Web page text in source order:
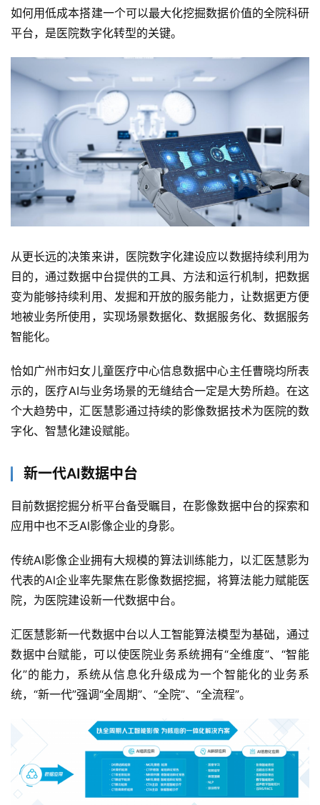
首
页
业
界
能
如何用低成本搭建一个可以最大化挖掘数据价值的全院科研
平台，是医院数字化转型的关键。
从更长远的决策来讲，医院数字化建设应以数据持续利用为
目的，通过数据中台提供的工具、方法和运行机制，把数据
变为能够持续利用、发掘和开放的服务能力，让数据更方便
地被业务所使用，实现场景数据化、数据服务化、数据服务
智能化。
恰如广州市妇女儿童医疗中心信息数据中心主任曹晓均所表
示的，医疗AI与业务场景的无缝结合一定是大势所趋。在这
个大趋势中，汇医慧影通过持续的影像数据技术为医院的数
字化、智慧化建设赋能。
新一代AI数据中台
目前数据挖掘分析平台备受瞩目，在影像数据中台的探索和
应用中也不乏Al影像企业的身影。
传统AI影像企业拥有大规模的算法训练能力，以汇医慧影为
代表的Al企业率先聚焦在影像数据挖掘，将算法能力赋能医
院，为医院建设新一代数据中台。
汇医慧影新一代数据中台以人工智能算法模型为基础，通过
数据中台赋能，可以使医院业务系统拥有“全维度”、“智能
化”的能力，系统从信息化升级成为一个智能化的业务系
统，“新一代”强调“全周期”、“全院”、“全流程”。